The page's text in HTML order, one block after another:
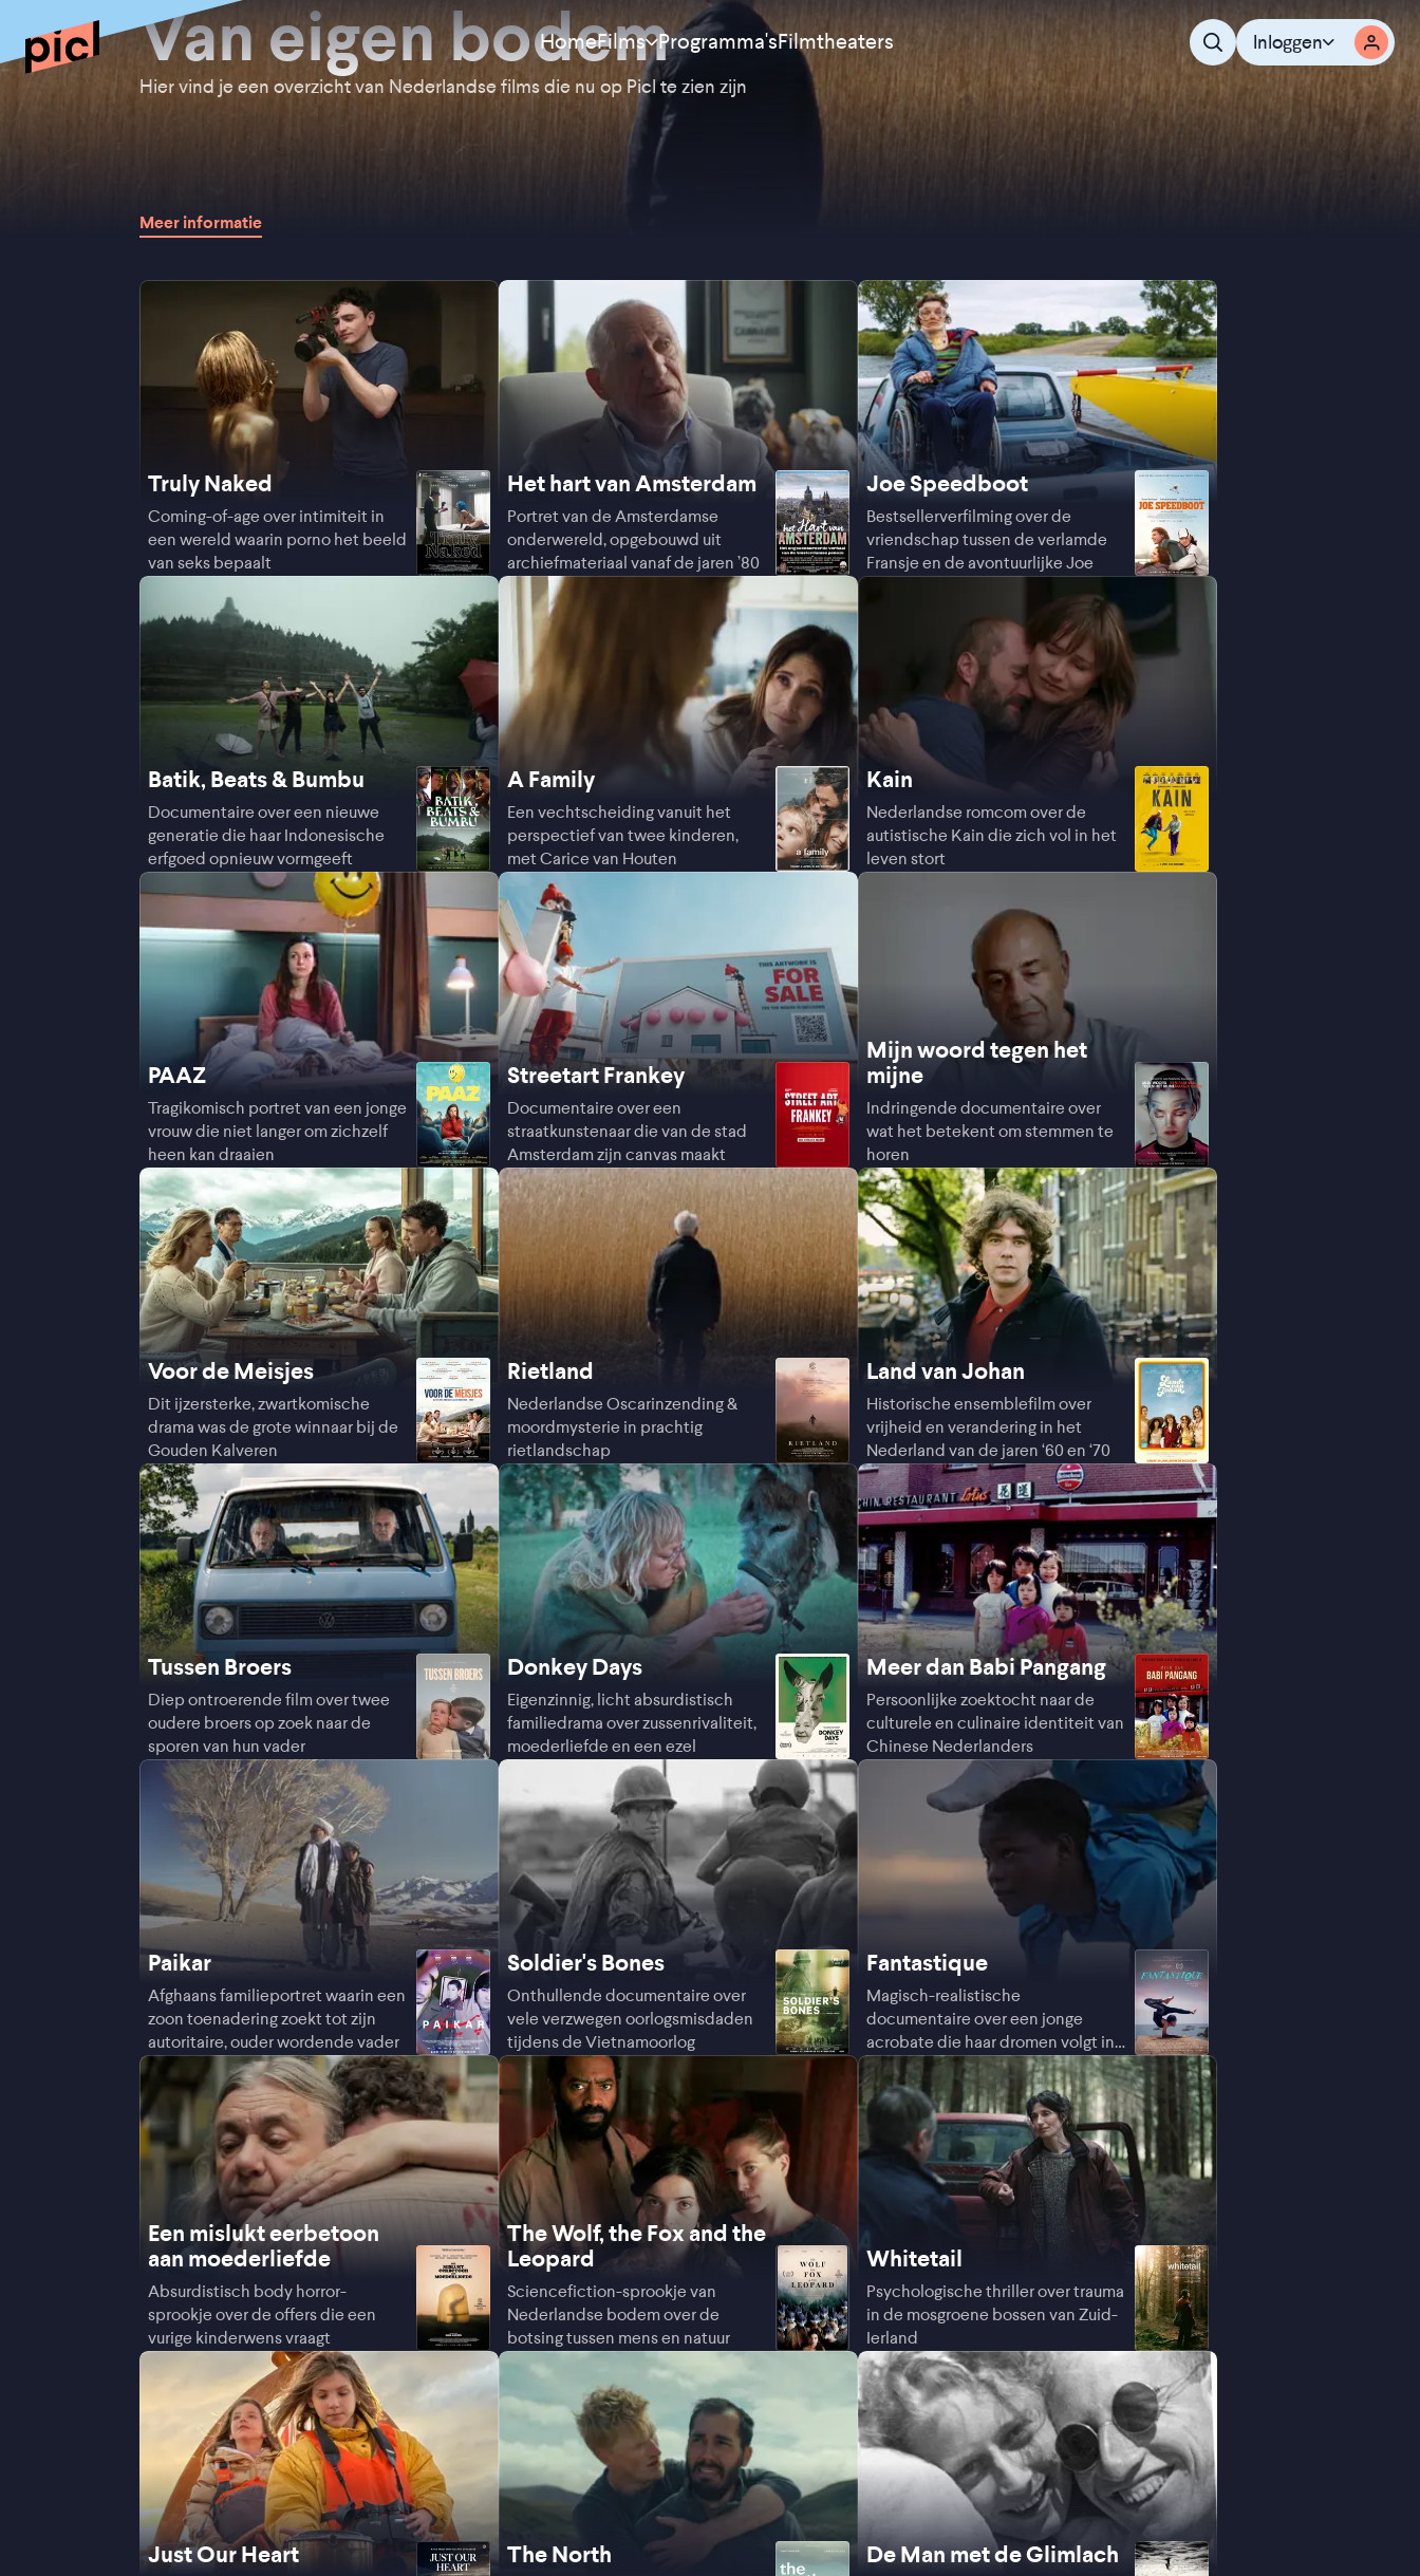
HomeFilms
Meest bekeken
Binnenkort
Alle films
Programma'sFilmtheaters Inloggen
Van eigen bodem
Hier vind je een overzicht van Nederlandse films die nu op Picl te zien zijn
Meer informatie
Truly Naked
Coming-of-age over intimiteit in
een wereld waarin porno het beeld
van seks bepaalt
Het hart van Amsterdam
Portret van de Amsterdamse
onderwereld, opgebouwd uit
archiefmateriaal vanaf de jaren ’80
Joe Speedboot
Bestsellerverfilming over de
vriendschap tussen de verlamde
Fransje en de avontuurlijke Joe
Batik, Beats & Bumbu
Documentaire over een nieuwe
generatie die haar Indonesische
erfgoed opnieuw vormgeeft
A Family
Een vechtscheiding vanuit het
perspectief van twee kinderen,
met Carice van Houten
Kain
Nederlandse romcom over de
autistische Kain die zich vol in het
leven stort
PAAZ
Tragikomisch portret van een jonge
vrouw die niet langer om zichzelf
heen kan draaien
Streetart Frankey
Documentaire over een
straatkunstenaar die van de stad
Amsterdam zijn canvas maakt
Mijn woord tegen het
mijne
Indringende documentaire over
wat het betekent om stemmen te
horen
Voor de Meisjes
Dit ijzersterke, zwartkomische
drama was de grote winnaar bij de
Gouden Kalveren
Rietland
Nederlandse Oscarinzending &
moordmysterie in prachtig
rietlandschap
Land van Johan
Historische ensemblefilm over
vrijheid en verandering in het
Nederland van de jaren ‘60 en ‘70
Tussen Broers
Diep ontroerende film over twee
oudere broers op zoek naar de
sporen van hun vader
Donkey Days
Eigenzinnig, licht absurdistisch
familiedrama over zussenrivaliteit,
moederliefde en een ezel
Meer dan Babi Pangang
Persoonlijke zoektocht naar de
culturele en culinaire identiteit van
Chinese Nederlanders
Paikar
Afghaans familieportret waarin een
zoon toenadering zoekt tot zijn
autoritaire, ouder wordende vader
Soldier's Bones
Onthullende documentaire over
vele verzwegen oorlogsmisdaden
tijdens de Vietnamoorlog
Fantastique
Magisch-realistische
documentaire over een jonge
acrobate die haar dromen volgt in
Guinee
Een mislukt eerbetoon
aan moederliefde
Absurdistisch body horror-
sprookje over de offers die een
vurige kinderwens vraagt
The Wolf, the Fox and the
Leopard
Sciencefiction-sprookje van
Nederlandse bodem over de
botsing tussen mens en natuur
Whitetail
Psychologische thriller over trauma
in de mosgroene bossen van Zuid-
Ierland
Just Our Heart The North De Man met de Glimlach